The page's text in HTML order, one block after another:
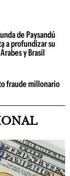
de Paysandú
a profundizar su
y Brasil
fraude millonario